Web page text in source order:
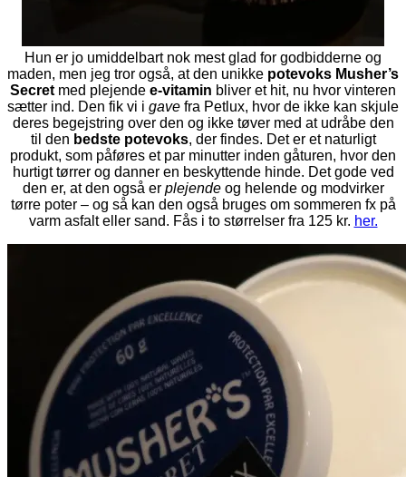
Hun er jo umiddelbart nok mest glad for godbidderne og
maden, men jeg tror også, at den unikke potevoks Musher’s
Secret med plejende e-vitamin bliver et hit, nu hvor vinteren
sætter ind. Den fik vi i gave fra Petlux, hvor de ikke kan skjule
deres begejstring over den og ikke tøver med at udråbe den
til den bedste potevoks, der findes. Det er et naturligt
produkt, som påføres et par minutter inden gåturen, hvor den
hurtigt tørrer og danner en beskyttende hinde. Det gode ved
den er, at den også er plejendeog helende og modvirker
tørre poter – og så kan den også bruges om sommeren fx på
varm asfalt eller sand. Fås i to størrelser fra 125 kr. her.